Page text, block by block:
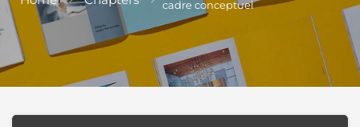
I am agree with Terms and
cadre conceptuel